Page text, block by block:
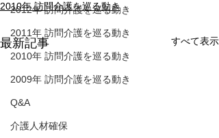
2012年 訪問介護を巡る動き
2011年 訪問介護を巡る動き
2010年 訪問介護を巡る動き
2009年 訪問介護を巡る動き
Q&A
介護人材確保
2010年 訪問介護を巡る動き
最新記事 すべて表示